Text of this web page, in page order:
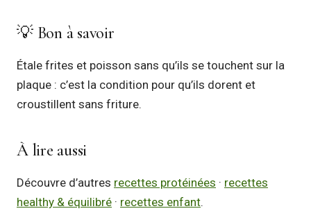
💡 Bon à savoir
Étale frites et poisson sans qu’ils se touchent sur la
plaque : c’est la condition pour qu’ils dorent et
croustillent sans friture.
À lire aussi
Découvre d’autres recettes protéinées · recettes
healthy & équilibré · recettes enfant.